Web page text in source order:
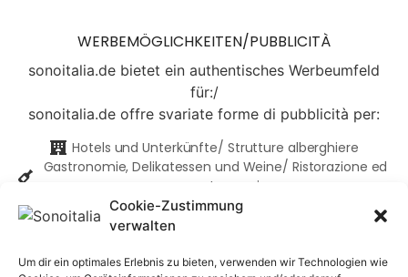
Cookie-Zustimmung
verwalten
Um dir ein optimales Erlebnis zu bieten, verwenden wir Technologien wie
WERBEMÖGLICHKEITEN/PUBBLICITÀ
sonoitalia.de bietet ein authentisches Werbeumfeld
für:/
sonoitalia.de offre svariate forme di pubblicità per:
Hotels und Unterkünfte/ Strutture alberghiere
Gastronomie, Delikatessen und Weine/ Ristorazione ed
enogastronomia
Made in Italy
...und vieles mehr/...e molto altro
Gerne informieren wir Sie über die